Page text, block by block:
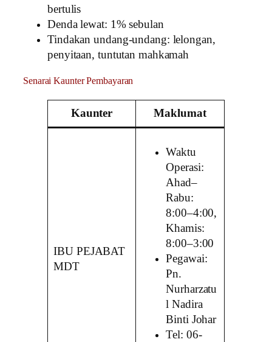
bertulis
Denda lewat: 1% sebulan
Tindakan undang-undang: lelongan,
penyitaan, tuntutan mahkamah
Senarai Kaunter Pembayaran
Kaunter Maklumat
IBU PEJABAT
MDT
Waktu
Operasi:
Ahad–
Rabu:
8:00–4:00,
Khamis:
8:00–3:00
Pegawai:
Pn.
Nurharzatu
l Nadira
Binti Johar
Tel: 06-